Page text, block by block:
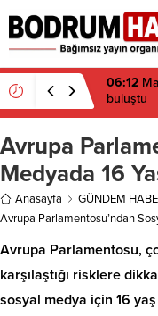
06:12
buluştu
Avrupa
Medyada 16
Anasayfa
GÜNDEM
Avrupa Parlamentosu’ndan
Avrupa Parlamentosu,
karşılaştığı risklere
sosyal medya için 16 yaş